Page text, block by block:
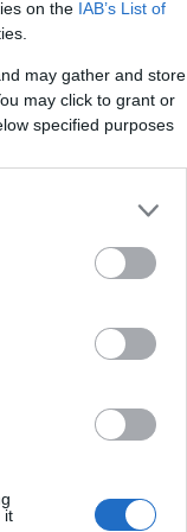
on the IAB’s List of
may gather and store
may click to grant or
specified purposes
it